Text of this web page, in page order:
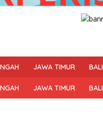
JAWA TIMUR BALI
JAWA TIMUR BALI